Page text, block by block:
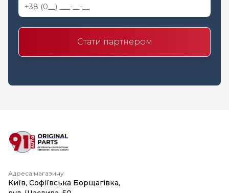
Стати партнером
Адреса магазину
Київ, Софіївська Борщагівка,